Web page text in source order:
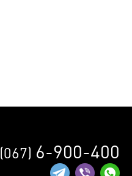
(067) 6-900-400